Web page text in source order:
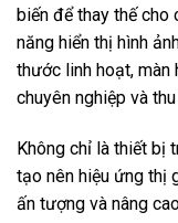
biến để thay thế cho
năng hiển thị hình
thước linh hoạt, màn
chuyên nghiệp và
Không chỉ là thiết bị
tạo nên hiệu ứng thị
ấn tượng và nâng